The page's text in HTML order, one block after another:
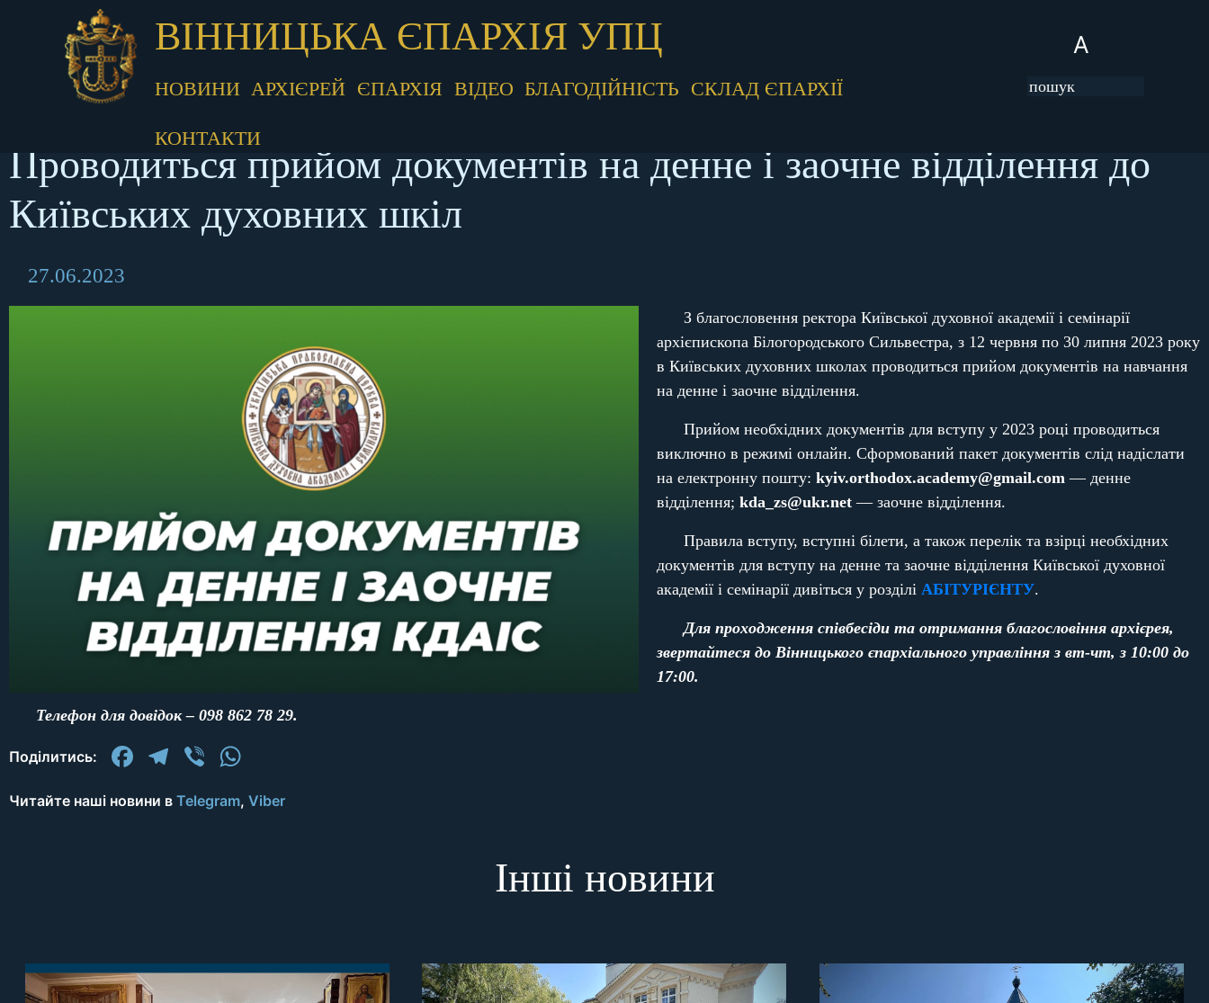
A
ВІННИЦЬКА ЄПАРХІЯ УПЦ
НОВИНИ АРХІЄРЕЙ ЄПАРХІЯ ВІДЕО БЛАГОДІЙНІСТЬ СКЛАД ЄПАРХІЇ
КОНТАКТИ
Проводиться прийом документів на денне і заочне відділення до
Київських духовних шкіл
27.06.2023
З благословення ректора Київської духовної академії і семінарії
архієпископа Білогородського Сильвестра, з 12 червня по 30 липня 2023 року
в Київських духовних школах проводиться прийом документів на навчання
на денне і заочне відділення.
Прийом необхідних документів для вступу у 2023 році проводиться
виключно в режимі онлайн. Сформований пакет документів слід надіслати
на електронну пошту: kyiv.orthodox.academy@gmail.com— денне
відділення; kda_zs@ukr.net— заочне відділення.
Правила вступу, вступні білети, а також перелік та взірці необхідних
документів для вступу на денне та заочне відділення Київської духовної
академії і семінарії дивіться у розділі АБІТУРІЄНТУ.
Для проходження співбесіди та отримання благословіння архієрея,
звертайтеся до Вінницького єпархіального управління з вт-чт, з 10:00 до
17:00.
Телефон для довідок – 098 862 78 29.
Поділитись: Facebook
Telegram
Viber
Читайте наші новини в Telegram, Viber
Інші новини